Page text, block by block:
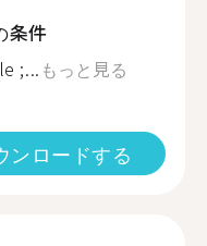
条件
;... もっと見る
ンロードする